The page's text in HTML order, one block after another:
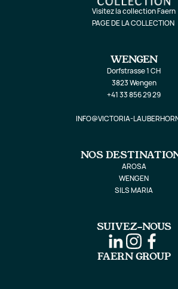
Visitez la collection Faern
PAGE DE LA COLLECTION
WENGEN
Dorfstrasse 1 CH
3823 Wengen
+41 33 856 29 29
INFO@VICTORIA-
NOS
AROSA
WENGEN
SILS MARIA
SUIVEZ-NOUS
FAERN GROUP